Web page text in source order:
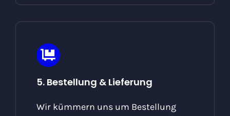
5. Bestellung & Lieferung
Wir kümmern uns um Bestellung